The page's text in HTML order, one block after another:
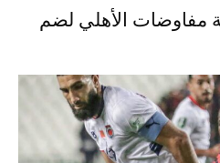
مفاوضات الأهلي لضم